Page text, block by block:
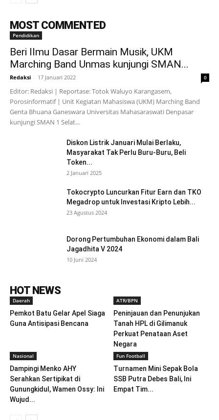
MOST COMMENTED
Pendidikan
Beri Ilmu Dasar Bermain Musik, UKM
Marching Band Unmas kunjungi SMAN...
Redaksi - 17 Januari 2022 0
Editor: Redaksi | Reportase: Totok Waluyo Karangasem,
Porosinformatif | Unit Kegiatan Mahasiswa (UKM) Marching Band
Genta Bhuana Ganeswara Universitas Mahasaraswati Denpasar
kunjungi SMAN 1 Selat...
Diskon Listrik Januari Mulai Berlaku,
Masyarakat Tak Perlu Buru-Buru, Beli
Token...
2 Januari 2025
Tokocrypto Luncurkan Fitur Earn dan TKO
Megadrop untuk Investasi Kripto Lebih...
23 Agustus 2024
Dorong Pertumbuhan Ekonomi dalam Bali
Jagadhita V 2024
10 Juni 2024
HOT NEWS
Daerah
Pemkot Batu Gelar Apel Siaga
Guna Antisipasi Bencana
ATR/BPN
Peninjauan dan Penunjukan
Tanah HPL di Gilimanuk
Perkuat Penataan Aset
Negara
Nasional
Dampingi Menko AHY
Serahkan Sertipikat di
Gunungkidul, Wamen Ossy: Ini
Wujud...
Fun Football
Turnamen Mini Sepak Bola
SSB Putra Debes Bali, Ini
Empat Tim...